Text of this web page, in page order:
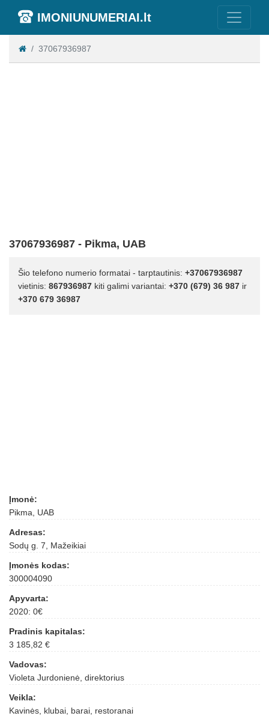
IMONIUNUMERIAI.lt
37067936987
37067936987 - Pikma, UAB
Šio telefono numerio formatai - tarptautinis: +37067936987
vietinis: 867936987 kiti galimi variantai: +370 (679) 36 987 ir
+370 679 36987
Įmonė:
Pikma, UAB
Adresas:
Sodų g. 7, Mažeikiai
Įmonės kodas:
300004090
Apyvarta:
2020: 0€
Pradinis kapitalas:
3 185,82 €
Vadovas:
Violeta Jurdonienė, direktorius
Veikla:
Kavinės, klubai, barai, restoranai